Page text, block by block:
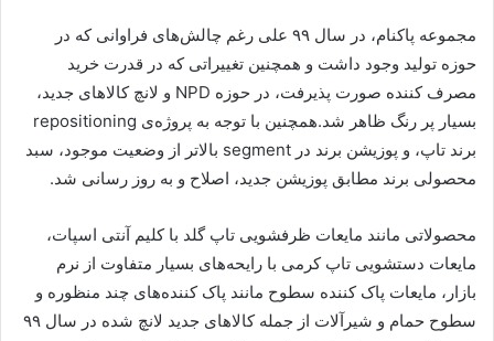
مجموعه پاکنام، در سال ۹۹ علی رغم چالش‌های فراوانی که در
حوزه تولید وجود داشت و همچنین تغییراتی که در قدرت خرید
مصرف کننده صورت پذیرفت، در حوزه NPD و لانچ کالاهای جدید،
بسیار پر رنگ ظاهر شد.همچنین با توجه به پروژه‌ی repositioning
برند تاپ، و پوزیشن برند در segment بالاتر از وضعیت موجود، سبد
محصولی برند مطابق پوزیشن جدید، اصلاح و به روز رسانی شد.
محصولاتی مانند مایعات ظرفشویی تاپ گلد با کلیم آنتی اسپات،
مایعات دستشویی تاپ کرمی با رایحه‌های بسیار متفاوت از نرم
بازار، مایعات پاک کننده سطوح مانند پاک کننده‌های چند منظوره و
سطوح حمام و شیرآلات از جمله کالاهای جدید لانچ شده در سال ۹۹